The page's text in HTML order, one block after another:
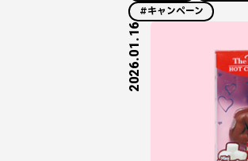
#キャンペーン
2026.01.16